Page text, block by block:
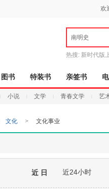
欢
南明史
热搜: 新时代版
图书 特装书 亲签书
小说 文学 青春文学 艺
文化 > 文化事业
近 日 近24小时